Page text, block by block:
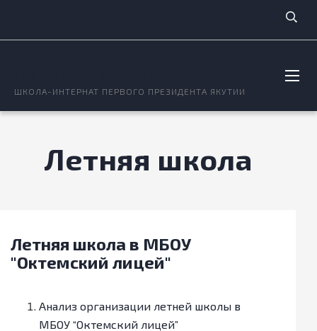
ШКОЛА-ИНТЕРНАТ ПЕРВОГО ПРЕЗИДЕНТА ЯКУТИИ
Летняя школа
Летняя школа в МБОУ
"Октемский лицей"
Анализ организации летней школы в
МБОУ “Октемский лицей”